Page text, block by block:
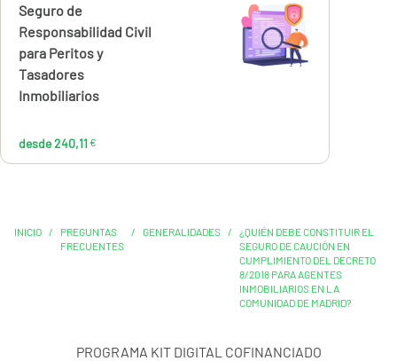
Calcúlalo ahora
Seguro de
Responsabilidad Civil
para Peritos y
Tasadores
Inmobiliarios
desde 240,11 €
240,11€
INICIO /
PREGUNTAS
FRECUENTES
/ GENERALIDADES /
¿QUIÉN DEBE CONSTITUIR EL
SEGURO DE CAUCIÓN EN
CUMPLIMIENTO DEL DECRETO
8/2018 PARA AGENTES
INMOBILIARIOS EN LA
COMUNIDAD DE MADRID?
PROGRAMA KIT DIGITAL COFINANCIADO